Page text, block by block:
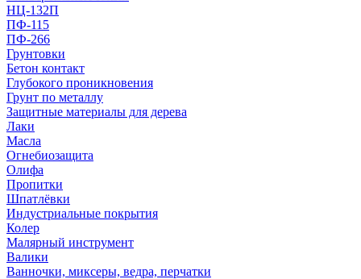
НЦ-132П
ПФ-115
ПФ-266
Грунтовки
Бетон контакт
Глубокого проникновения
Грунт по металлу
Защитные материалы для дерева
Лаки
Масла
Огнебиозащита
Олифа
Пропитки
Шпатлёвки
Индустриальные покрытия
Колер
Малярный инструмент
Валики
Ванночки, миксеры, ведра, перчатки